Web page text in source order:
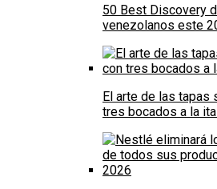
50 Best Discovery
venezolanos este
El arte de las tapas
tres bocados a la